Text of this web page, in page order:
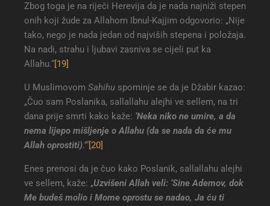
Zbog toga je na riječi Herevija da je nada najniži stepen
onih koji žude za Allahom Ibnul-Kajjim odgovorio: „Nije
tako, nego je nada jedan od najviših stepena i položaja.
Na nadi, strahu i ljubavi zasniva se cijeli put ka
Allahu.“[19]
U Muslimovom Sahihu spominje se da je Džabir kazao:
„Čuo sam Poslanika, sallallahu alejhi ve sellem, na tri
dana prije smrti kako kaže: ‘Neka niko ne umire, a da
nema lijepo mišljenje o Allahu (da se nada da će mu
Allah oprostiti).’“[20]
Enes prenosi da je čuo kako Poslanik, sallallahu alejhi
ve sellem, kaže: „Uzvišeni Allah veli: ‘Sine Ademov, dok
Me budeš molio i Mome oprostu se nadao, Ja ću ti